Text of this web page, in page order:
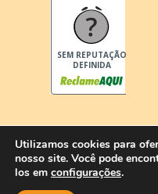
SEM REPUTAÇÃO
DEFINIDA
© 2026 Yru Organizer -
Utilizamos cookies para
nosso site. Você pode
los em configurações.